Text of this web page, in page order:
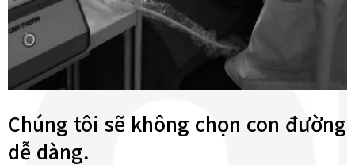
Chúng tôi sẽ không chọn con đường
dễ dàng.